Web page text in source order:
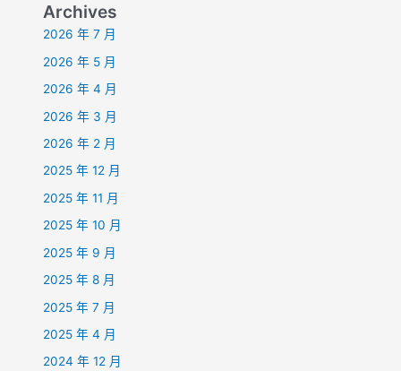
Archives
2026 年 7 月
2026 年 5 月
2026 年 4 月
2026 年 3 月
2026 年 2 月
2025 年 12 月
2025 年 11 月
2025 年 10 月
2025 年 9 月
2025 年 8 月
2025 年 7 月
2025 年 4 月
2024 年 12 月